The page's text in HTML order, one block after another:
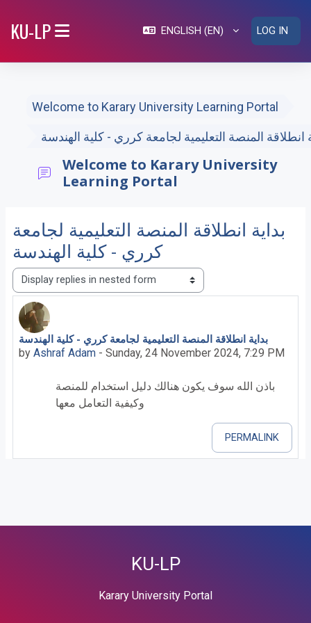
KU-LP ENGLISH ‎(EN)‎ LOG IN
Welcome to Karary University Learning Portal
انطلاقة المنصة التعليمية لجامعة كرري - كلية الهندسة
Welcome to Karary University
Learning Portal
بداية انطلاقة المنصة التعليمية لجامعة
كرري - كلية الهندسة
Display mode
بداية انطلاقة المنصة التعليمية لجامعة كرري - كلية الهندسة
by Ashraf Adam - Sunday, 24 November 2024, 7:29 PM
Number of replies: 0
باذن الله سوف يكون هنالك دليل استخدام للمنصة
وكيفية التعامل معها
PERMALINK
KU-LP
Karary University Portal